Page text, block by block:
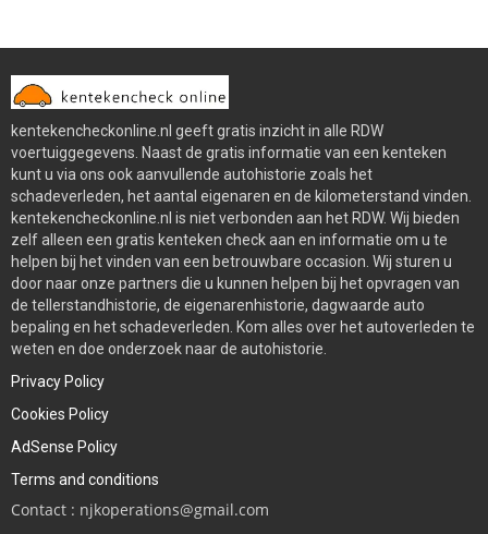
kentekencheckonline.nl geeft gratis inzicht in alle RDW
voertuiggegevens. Naast de gratis informatie van een kenteken
kunt u via ons ook aanvullende autohistorie zoals het
schadeverleden, het aantal eigenaren en de kilometerstand vinden.
kentekencheckonline.nl is niet verbonden aan het RDW. Wij bieden
zelf alleen een gratis kenteken check aan en informatie om u te
helpen bij het vinden van een betrouwbare occasion. Wij sturen u
door naar onze partners die u kunnen helpen bij het opvragen van
de tellerstandhistorie, de eigenarenhistorie, dagwaarde auto
bepaling en het schadeverleden. Kom alles over het autoverleden te
weten en doe onderzoek naar de autohistorie.
Privacy Policy
Cookies Policy
AdSense Policy
Terms and conditions
Contact : njkoperations@gmail.com